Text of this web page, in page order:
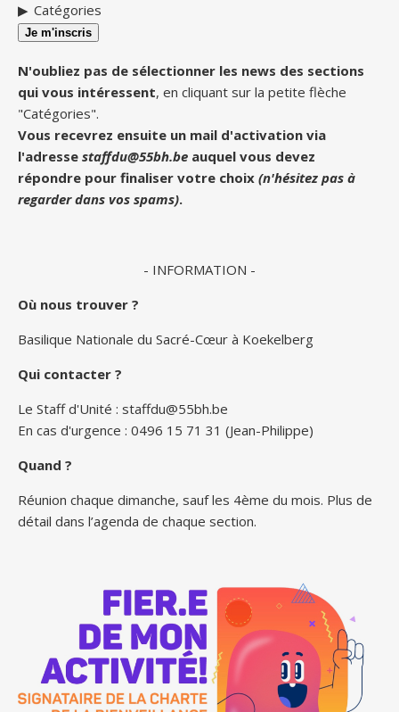
Catégories
Je m'inscris
N'oubliez pas de sélectionner les news des sections
qui vous intéressent, en cliquant sur la petite flèche
"Catégories".
Vous recevrez ensuite un mail d'activation via
l'adresse staffdu@55bh.be auquel vous devez
répondre pour finaliser votre choix (n'hésitez pas à
regarder dans vos spams).
- INFORMATION -
Où nous trouver ?
Basilique Nationale du Sacré-Cœur à Koekelberg
Qui contacter ?
Le Staff d'Unité : staffdu@55bh.be
En cas d'urgence : 0496 15 71 31 (Jean-Philippe)
Quand ?
Réunion chaque dimanche, sauf les 4ème du mois. Plus de
détail dans l’agenda de chaque section.